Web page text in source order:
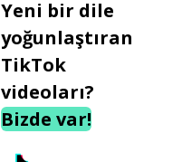
Yeni bir dile
yoğunlaştıran
TikTok
videoları?
Bizde var!